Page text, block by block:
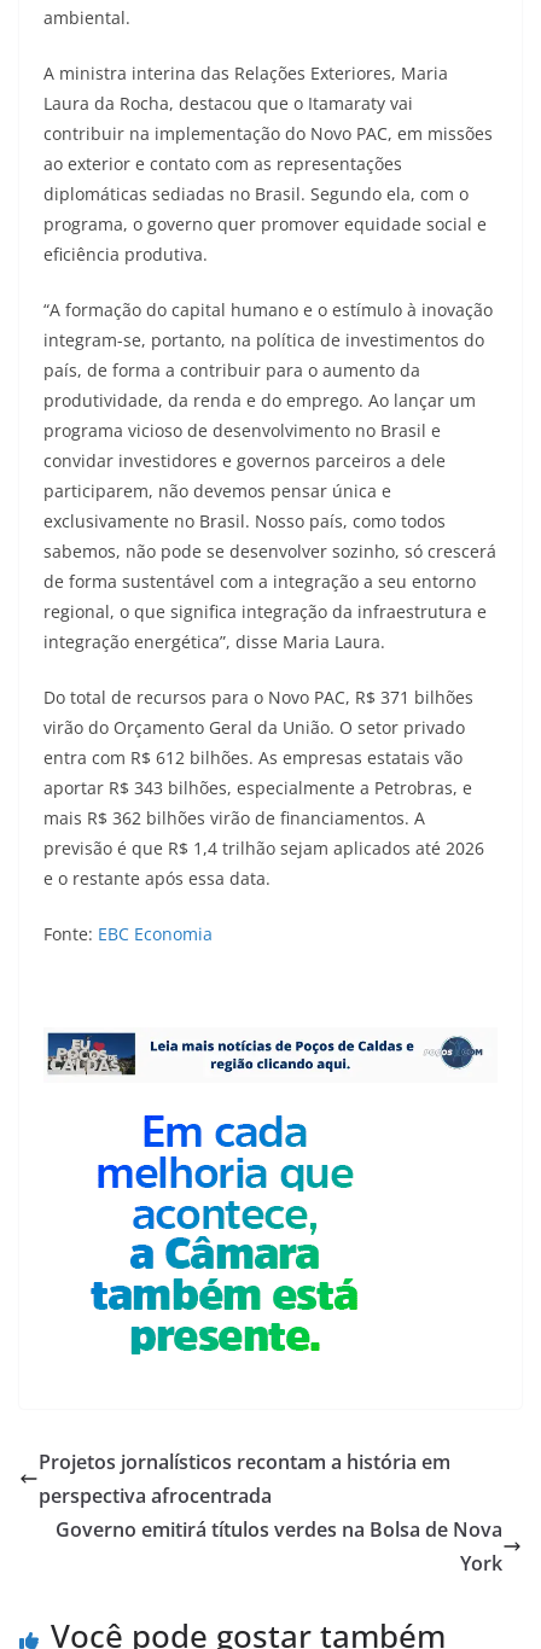
ambiental.
A ministra interina das Relações Exteriores, Maria
Laura da Rocha, destacou que o Itamaraty vai
contribuir na implementação do Novo PAC, em missões
ao exterior e contato com as representações
diplomáticas sediadas no Brasil. Segundo ela, com o
programa, o governo quer promover equidade social e
eficiência produtiva.
“A formação do capital humano e o estímulo à inovação
integram-se, portanto, na política de investimentos do
país, de forma a contribuir para o aumento da
produtividade, da renda e do emprego. Ao lançar um
programa vicioso de desenvolvimento no Brasil e
convidar investidores e governos parceiros a dele
participarem, não devemos pensar única e
exclusivamente no Brasil. Nosso país, como todos
sabemos, não pode se desenvolver sozinho, só crescerá
de forma sustentável com a integração a seu entorno
regional, o que significa integração da infraestrutura e
integração energética”, disse Maria Laura.
Do total de recursos para o Novo PAC, R$ 371 bilhões
virão do Orçamento Geral da União. O setor privado
entra com R$ 612 bilhões. As empresas estatais vão
aportar R$ 343 bilhões, especialmente a Petrobras, e
mais R$ 362 bilhões virão de financiamentos. A
previsão é que R$ 1,4 trilhão sejam aplicados até 2026
e o restante após essa data.
Fonte: EBC Economia
Projetos jornalísticos recontam a história em
perspectiva afrocentrada
Governo emitirá títulos verdes na Bolsa de Nova
York
Você pode gostar também